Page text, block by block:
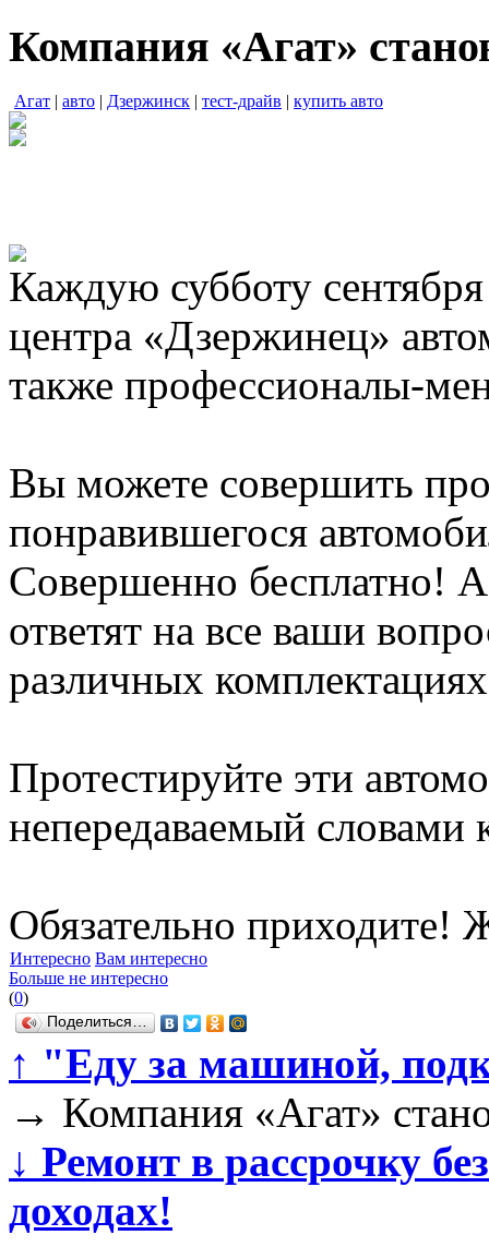
Компания «Агат»
Агат | авто | Дзержинск | тест-драйв | купить авто
Каждую субботу
центра «Дзержинец»
также профессионалы-
Вы можете совершить
понравившегося
Совершенно бесплатно!
ответят на все ваши
различных
Протестируйте эти
непередаваемый
Обязательно приходите!
Интересно Вам интересно
Больше не интересно
(0)
Поделиться…
↑ "Еду за машиной,
→ Компания «Агат»
↓ Ремонт в рассрочку
доходах!